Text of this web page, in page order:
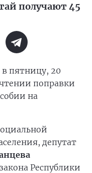
получают 45
пятницу, 20
поправки
на
депутат
Республики